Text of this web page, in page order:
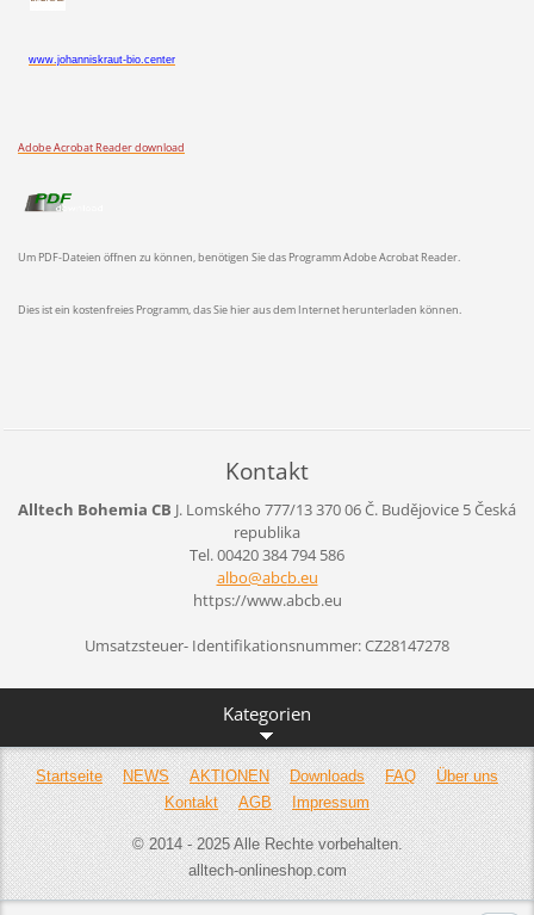
www.johanniskraut-bio.center
Adobe Acrobat Reader download
Um PDF-Dateien öffnen zu können, benötigen Sie das Programm Adobe Acrobat Reader.
Dies ist ein kostenfreies Programm, das Sie hier aus dem Internet herunterladen können.
Kontakt
Alltech Bohemia CB J. Lomského 777/13370 06 Č. Budějovice 5Česká
republika
Tel. 00420 384 794 586
albo@abcb.eu
https://www.abcb.eu
Umsatzsteuer- Identifikationsnummer: CZ28147278
Kategorien
Startseite NEWS AKTIONEN Downloads FAQ
Über uns
Kontakt
AGB Impressum
© 2014 - 2025 Alle Rechte vorbehalten.
alltech-onlineshop.com